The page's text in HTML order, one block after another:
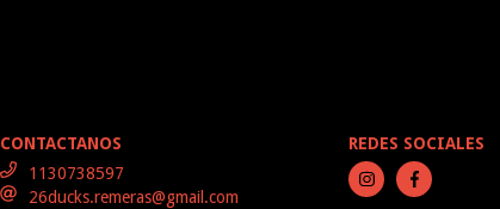
CONTACTANOS
1130738597
26ducks.remeras@gmail.com
REDES SOCIALES